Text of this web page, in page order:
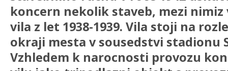
koncern nekolik staveb, mezi
vila z let 1938-1939. Vila stoji na
okraji mesta v sousedstvi stadionu
Vzhledem k narocnosti provozu